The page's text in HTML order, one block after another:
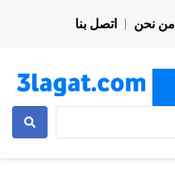
من نحن اتصل بنا